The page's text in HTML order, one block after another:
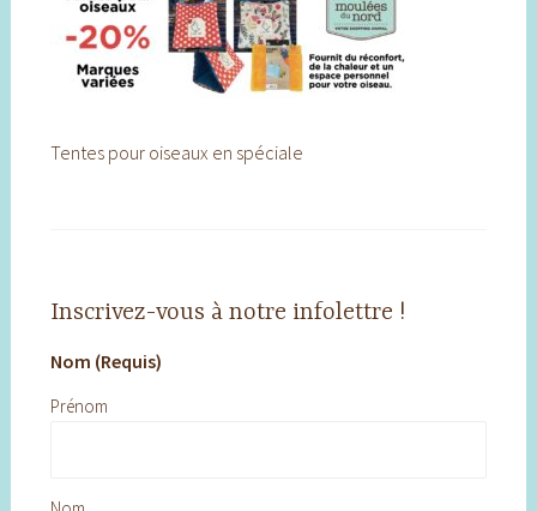
Tentes pour oiseaux en spéciale
Inscrivez-vous à notre infolettre !
Nom (Requis)
Prénom